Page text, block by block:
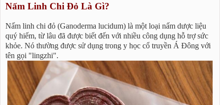
Nấm Linh Chi Đỏ Là Gì?
Nấm linh chi đỏ (Ganoderma lucidum) là một loại nấm dược liệu
quý hiếm, từ lâu đã được biết đến với nhiều công dụng hỗ trợ sức
khỏe. Nó thường được sử dụng trong y học cổ truyền Á Đông với
tên gọi "lingzhi".